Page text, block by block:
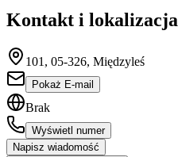
Kontakt i lokalizacja
101, 05-326, Międzyleś
Pokaż E-mail
Brak
Wyświetl numer
Napisz wiadomość